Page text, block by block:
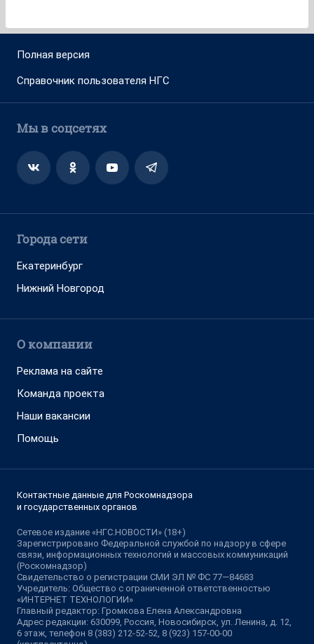
Полная версия
Справочник пользователя НГС
Мы в соцсетях
Города сети
Екатеринбург
Нижний Новгород
О компании
Реклама на сайте
Команда проекта
Наши вакансии
Помощь
Контактные данные для Роскомнадзора
и государственных органов
Сетевое издание «НГС.НОВОСТИ» (18+)
Зарегистрировано Федеральной службой по надзору в сфере
связи, информационных технологий и массовых коммуникаций
(Роскомнадзор)
Свидетельство о регистрации СМИ ЭЛ № ФС 77—84683
Учредитель: Общество с ограниченной ответственностью
«ИНТЕРНЕТ ТЕХНОЛОГИИ»
Главный редактор: Громкова Елена Александровна
Адрес редакции: 630099, Россия, Новосибирск, ул. Ленина, д. 12,
6 этаж, телефон 8 (383) 212-52-52, 8 (923) 157-00-00